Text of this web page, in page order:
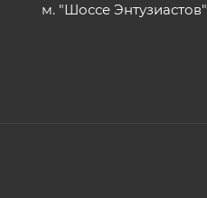
м. "Шоссе Энтузиастов"